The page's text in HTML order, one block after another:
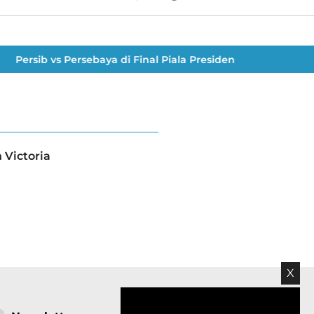
X
Persib vs Persebaya di Final Piala Presiden 2026: Bersikap
Victoria